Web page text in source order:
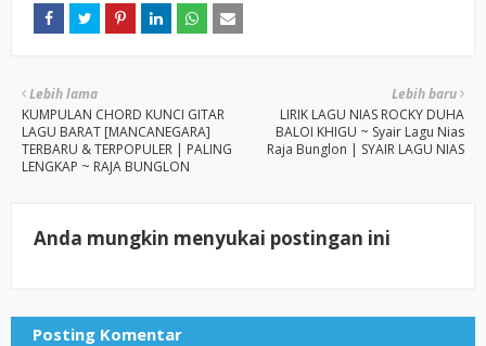
Lebih baru
LIRIK LAGU NIAS ROCKY DUHA
BALOI KHIGU ~ Syair Lagu Nias
Raja Bunglon | SYAIR LAGU NIAS
Lebih lama
KUMPULAN CHORD KUNCI GITAR
LAGU BARAT [MANCANEGARA]
TERBARU & TERPOPULER | PALING
LENGKAP ~ RAJA BUNGLON
Anda mungkin menyukai postingan ini
Posting Komentar